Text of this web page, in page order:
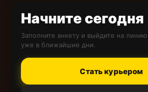
Начните сегодня
Заполните анкету и выйдите на
уже в ближайшие дни.
Стать курьером